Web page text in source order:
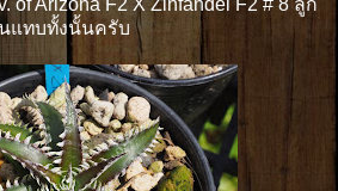
แทบทั้งนั้นครับ